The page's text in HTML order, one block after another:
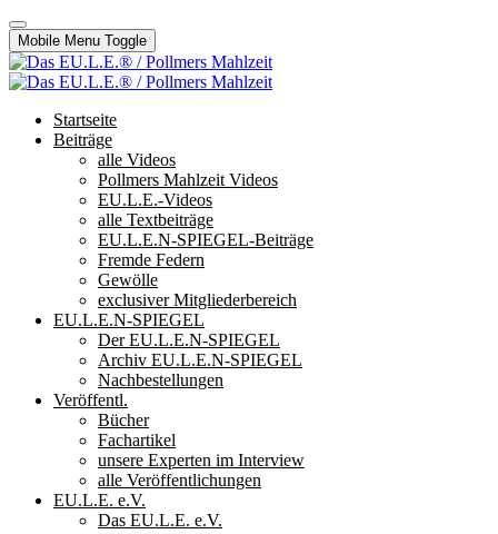
Mobile Menu Toggle
Startseite
Beiträge
alle Videos
Pollmers Mahlzeit Videos
EU.L.E.-Videos
alle Textbeiträge
EU.L.E.N-SPIEGEL-Beiträge
Fremde Federn
Gewölle
exclusiver Mitgliederbereich
EU.L.E.N-SPIEGEL
Der EU.L.E.N-SPIEGEL
Archiv EU.L.E.N-SPIEGEL
Nachbestellungen
Veröffentl.
Bücher
Fachartikel
unsere Experten im Interview
alle Veröffentlichungen
EU.L.E. e.V.
Das EU.L.E. e.V.